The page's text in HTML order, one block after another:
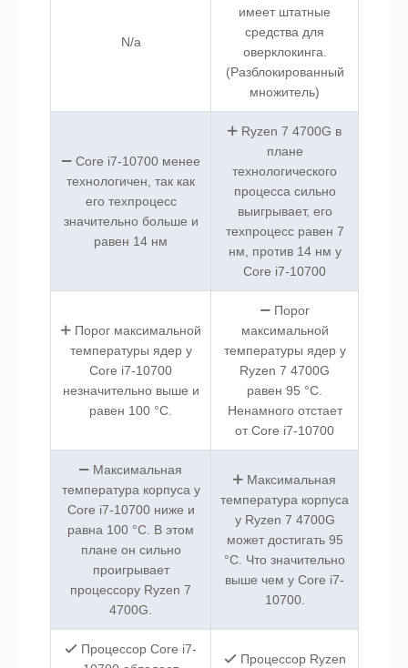
N/a
имеет штатные
средства для
оверклокинга.
(Разблокированный
множитель)
Core i7-10700 менее
технологичен, так как
его техпроцесс
значительно больше и
равен 14 нм
Ryzen 7 4700G в
плане
технологического
процесса сильно
выигрывает, его
техпроцесс равен 7
нм, против 14 нм у
Core i7-10700
Порог максимальной
температуры ядер у
Core i7-10700
незначительно выше и
равен 100 °C.
Порог
максимальной
температуры ядер у
Ryzen 7 4700G
равен 95 °C.
Ненамного отстает
от Core i7-10700
Максимальная
температура корпуса у
Core i7-10700 ниже и
равна 100 °C. В этом
плане он сильно
проигрывает
процессору Ryzen 7
4700G.
Максимальная
температура корпуса
у Ryzen 7 4700G
может достигать 95
°C. Что значительно
выше чем у Core i7-
10700.
Процессор Core i7-
Процессор Ryzen